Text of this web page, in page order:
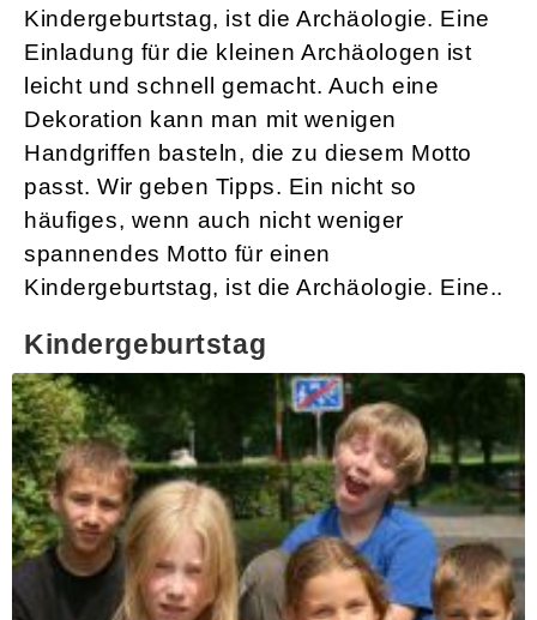
Kindergeburtstag, ist die Archäologie. Eine
Einladung für die kleinen Archäologen ist
leicht und schnell gemacht. Auch eine
Dekoration kann man mit wenigen
Handgriffen basteln, die zu diesem Motto
passt. Wir geben Tipps. Ein nicht so
häufiges, wenn auch nicht weniger
spannendes Motto für einen
Kindergeburtstag, ist die Archäologie. Eine..
Kindergeburtstag